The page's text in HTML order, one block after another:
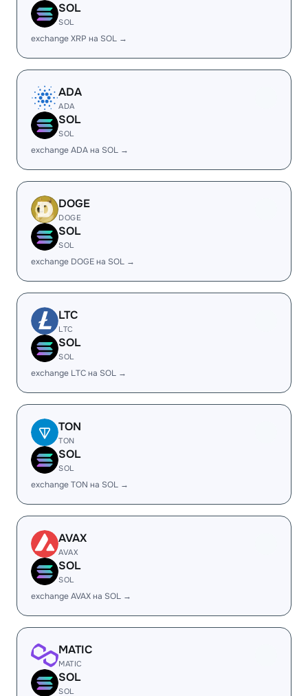
SOL
SOL
exchange XRP на SOL →
ADA
ADA
SOL
SOL
exchange ADA на SOL →
DOGE
DOGE
SOL
SOL
exchange DOGE на SOL →
LTC
LTC
SOL
SOL
exchange LTC на SOL →
TON
TON
SOL
SOL
exchange TON на SOL →
AVAX
AVAX
SOL
SOL
exchange AVAX на SOL →
MATIC
MATIC
SOL
SOL